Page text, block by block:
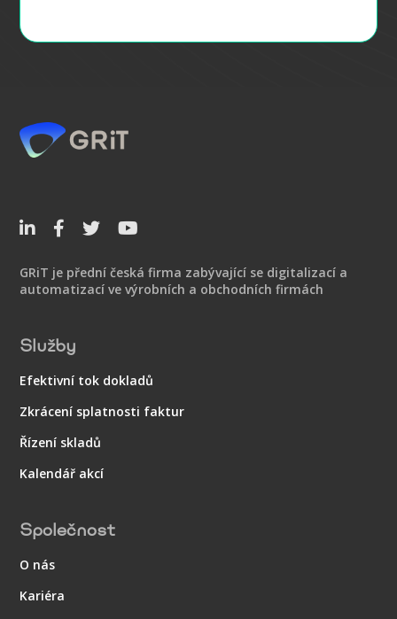
   
GRiT je přední česká firma zabývající se digitalizací a
automatizací ve výrobních a obchodních firmách
Služby
Efektivní tok dokladů
Zkrácení splatnosti faktur
Řízení skladů
Kalendář akcí
Společnost
O nás
Kariéra